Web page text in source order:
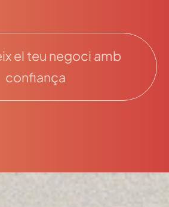
el teu negoci amb
confiança